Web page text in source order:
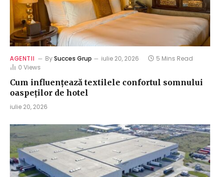
AGENTII BySucces Grup iulie 20, 2026
5 Mins Read
0 Views
Cum influențează textilele confortul somnului
oaspeților de hotel
iulie 20, 2026